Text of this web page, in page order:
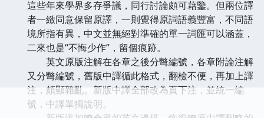
這些年來學界多存爭議，同行討論頗可藉鑒。但兩位譯
者一緻同意保留原譯，一則覺得原詞語義豐富，不同語
境所指有異，中文並無絕對準確的單一詞匯可以涵蓋，
二來也是“不悔少作”，留個痕跡。
英文原版注解在各章之後分彆編號，各章附論注解
又分彆編號，舊版中譯循此格式，翻檢不便，再加上譯
注，頗顯雜亂。新版中譯全部改為頁下注，並統一編
號，中譯單獨說明。